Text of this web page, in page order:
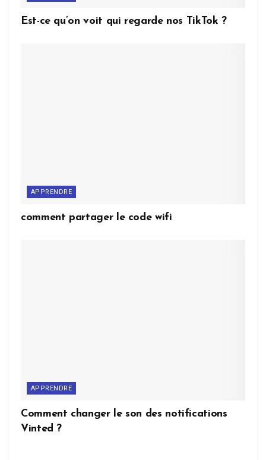
Est-ce qu’on voit qui regarde nos TikTok ?
APPRENDRE
comment partager le code wifi
APPRENDRE
Comment changer le son des notifications
Vinted ?